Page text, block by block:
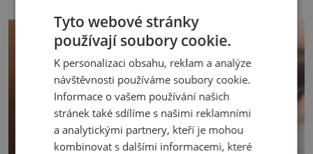
Tyto webové stránky
používají soubory cookie.
K personalizaci obsahu, reklam a analýze
návštěvnosti používáme soubory cookie.
Informace o vašem používání našich
stránek také sdílíme s našimi reklamními
a analytickými partnery, kteří je mohou
kombinovat s dalšími informacemi, které